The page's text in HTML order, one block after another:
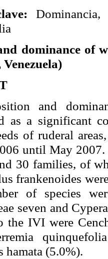
Dominancia,
dominance of
Venezuela)
and
as a significant
of ruderal
until May
30 families, of
frankenoides
of species
seven and
the IVI were
hamata (5.0%).